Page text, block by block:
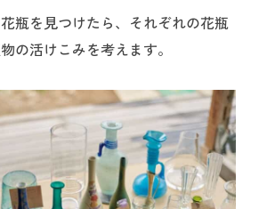
瓶を見つけたら、それぞれの花瓶
の活けこみを考えます。